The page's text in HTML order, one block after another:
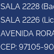
SALA 2228
SALA 2226
AVENIDA
CEP: 97105-